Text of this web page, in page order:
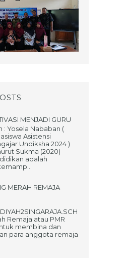
MENJADI GURU
: Yosela Nababan (
Asistensi
Undiksha 2024 )
Sukma (2020)
adalah
MERAH REMAJA
Remaja atau PMR
membina dan
para anggota remaja